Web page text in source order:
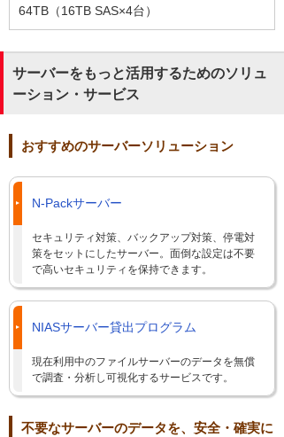
64TB（16TB SAS×4台）
サーバーをもっと活用するためのソリュ
ーション・サービス
おすすめのサーバーソリューション
N-Packサーバー
セキュリティ対策、バックアップ対策、停電対
策をセットにしたサーバー。面倒な設定は不要
で高いセキュリティを保持できます。
NIASサーバー貸出プログラム
現在利用中のファイルサーバーのデータを無償
で調査・分析し可視化するサービスです。
不要なサーバーのデータを、安全・確実に